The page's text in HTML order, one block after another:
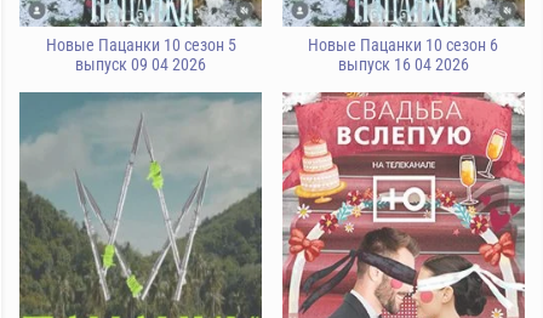
Новые Пацанки 10 сезон 5
выпуск 09 04 2026
Новые Пацанки 10 сезон 6
выпуск 16 04 2026